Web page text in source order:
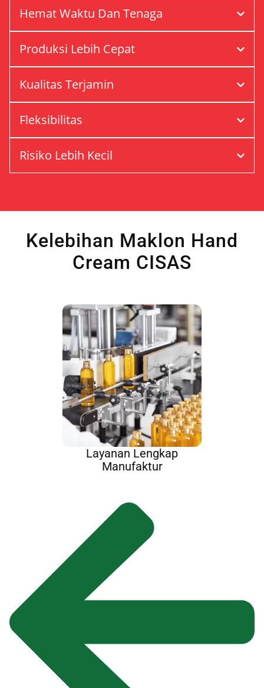
Hemat Waktu Dan Tenaga
Produksi Lebih Cepat
Kualitas Terjamin
Fleksibilitas
Risiko Lebih Kecil
Kelebihan Maklon Hand
Cream CISAS
Layanan Lengkap
Manufaktur